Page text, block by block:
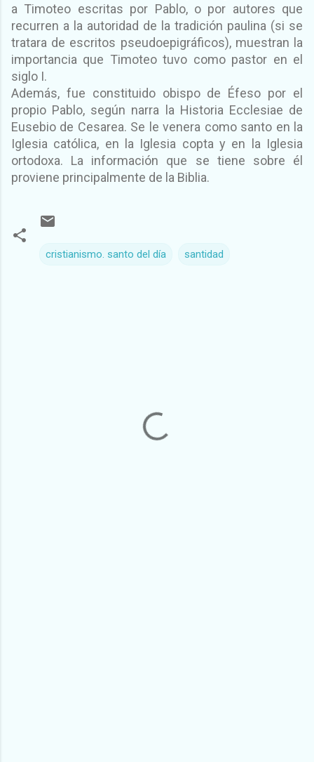
a Timoteo escritas por Pablo, o por autores que
recurren a la autoridad de la tradición paulina (si se
tratara de escritos pseudoepigráficos), muestran la
importancia que Timoteo tuvo como pastor en el
siglo I.
Además, fue constituido obispo de Éfeso por el
propio Pablo, según narra la Historia Ecclesiae de
Eusebio de Cesarea. Se le venera como santo en la
Iglesia católica, en la Iglesia copta y en la Iglesia
ortodoxa. La información que se tiene sobre él
proviene principalmente de la Biblia.
cristianismo. santo del día santidad